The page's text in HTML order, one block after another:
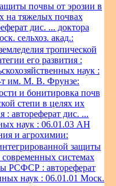
почвы от эрозии в
на тяжелых почвах
дис. ... доктора
сельхоз. акад.:
тропической
его развития :
наук :
им. М. В. Фрунзе:
и бонитировка почв
степи в целях их
: автореферат дис. ...
наук : 06.01.03 АН
и агрохимии:
защиты
современных системах
РСФСР : автореферат
наук : 06.01.01 Моск.